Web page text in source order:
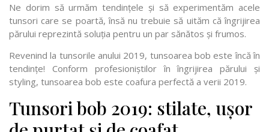
Ne dorim să urmăm tendințele și să experimentăm acele
tunsori care se poartă, însă nu trebuie să uităm că îngrijirea
părului reprezintă soluția pentru un par sănătos și frumos.
Revenind la tunsorile anului 2019, tunsoarea bob este încă în
tendințe! Conform profesioniștilor în îngrijirea părului și
styling, tunsoarea bob este coafura perfectă a verii 2019.
Tunsori bob 2019: stilate, ușor